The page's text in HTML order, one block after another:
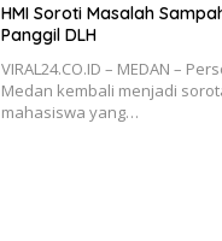
HMI Soroti Masalah
Panggil DLH
VIRAL24.CO.ID – MEDAN –
Medan kembali menjadi
mahasiswa yang…